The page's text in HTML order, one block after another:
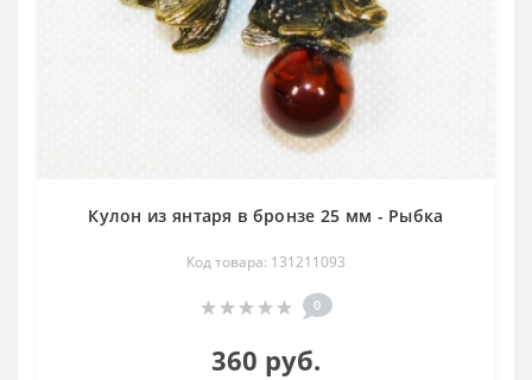
Кулон из янтаря в бронзе 25 мм - Рыбка
Код товара: 131211093
0
360 руб.